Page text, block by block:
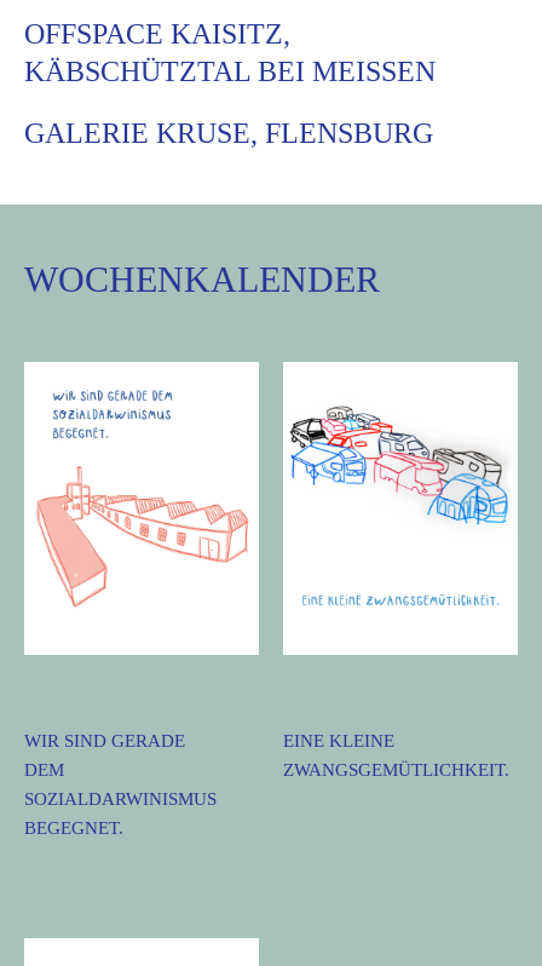
OFFSPACE KAISITZ,
KÄBSCHÜTZTAL BEI MEISSEN
GALERIE KRUSE, FLENSBURG
WOCHENKALENDER
WIR SIND GERADE
DEM
SOZIALDARWINISMUS
BEGEGNET.
EINE KLEINE
ZWANGSGEMÜTLICHKEIT.